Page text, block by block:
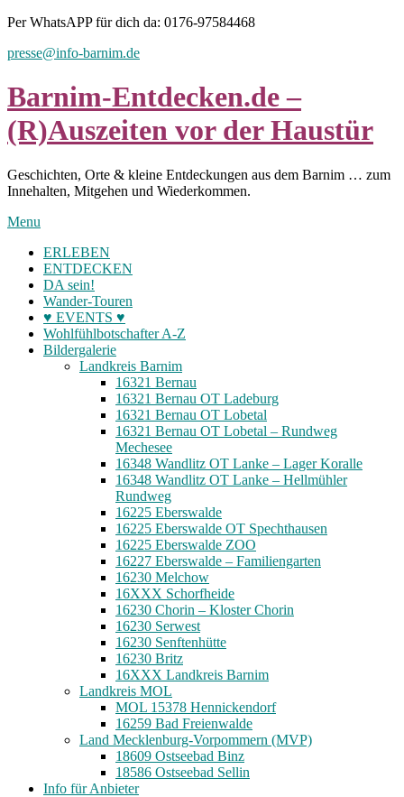
Skip
content
Per WhatsAPP für dich da: 0176-97584468
presse@info-barnim.de
Barnim-Entdecken.de –
(R)Auszeiten vor der Haustür
Geschichten, Orte & kleine Entdeckungen aus dem Barnim … zum
Innehalten, Mitgehen und Wiederkommen.
Menu
ERLEBEN
ENTDECKEN
DA sein!
Wander-Touren
♥ EVENTS ♥
Wohlfühlbotschafter A-Z
Bildergalerie
Landkreis Barnim
16321 Bernau
16321 Bernau OT Ladeburg
16321 Bernau OT Lobetal
16321 Bernau OT Lobetal – Rundweg
Mechesee
16348 Wandlitz OT Lanke – Lager Koralle
16348 Wandlitz OT Lanke – Hellmühler
Rundweg
16225 Eberswalde
16225 Eberswalde OT Spechthausen
16225 Eberswalde ZOO
16227 Eberswalde – Familiengarten
16230 Melchow
16XXX Schorfheide
16230 Chorin – Kloster Chorin
16230 Serwest
16230 Senftenhütte
16230 Britz
16XXX Landkreis Barnim
Landkreis MOL
MOL 15378 Hennickendorf
16259 Bad Freienwalde
Land Mecklenburg-Vorpommern (MVP)
18609 Ostseebad Binz
18586 Ostseebad Sellin
Info für Anbieter